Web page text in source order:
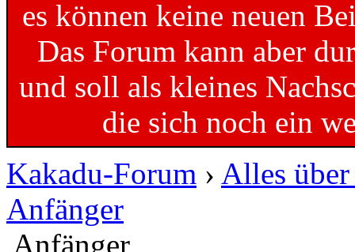
es können keine neuen
Das Forum kann aber
und soll als kleines
die sich noch ein
Kakadu-Forum › Alles
Anfänger
Anfänger